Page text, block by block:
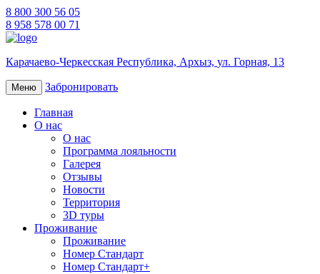
8 800 300 56 05
8 958 578 00 71
Карачаево-Черкесская Республика, Архыз, ул. Горная, 13
Меню Забронировать
Главная
О нас
О нас
Программа лояльности
Галерея
Отзывы
Новости
Территория
3D туры
Проживание
Проживание
Номер Стандарт
Номер Стандарт+